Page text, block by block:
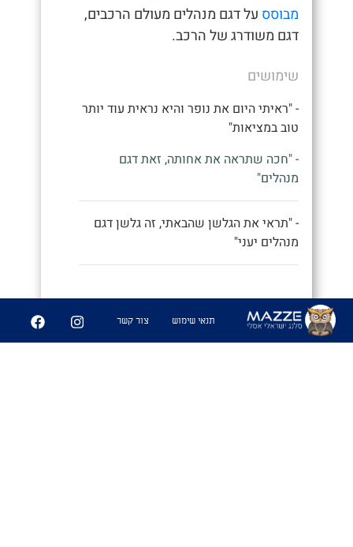
מבוסס על דגם מנהלים מעולם הרכבים,
דגם משודרג של הרכב.
שימושים
- "ראיתי היום את נופר והיא נראית עוד יותר
טוב במציאות"
- "חכה שתראה את אחותה, זאת דגם
מנהלים"
- "תראי את הגלשן שהבאתי, זה גלשן דגם
מנהלים יעני"
תנאי שימוש צור קשר